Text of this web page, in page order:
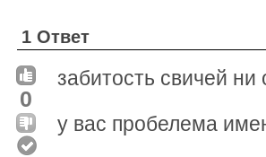
1 Ответ
0
забитость свичей ни
у вас пробелема